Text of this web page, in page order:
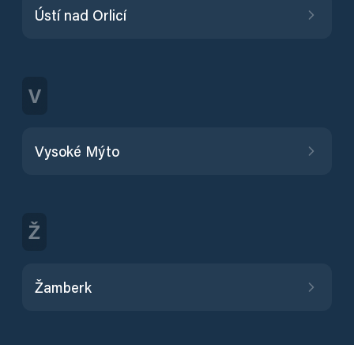
Ústí nad Orlicí
V
Vysoké Mýto
Ž
Žamberk